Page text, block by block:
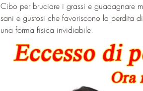
Cibo per bruciare i grassi e guadagnare
sani e gustosi che favoriscono la perdita
una forma fisica invidiabile.